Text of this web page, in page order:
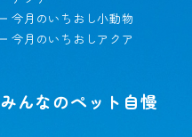
今月のいちおし小動物
今月のいちおしアクア
みんなのペット自慢